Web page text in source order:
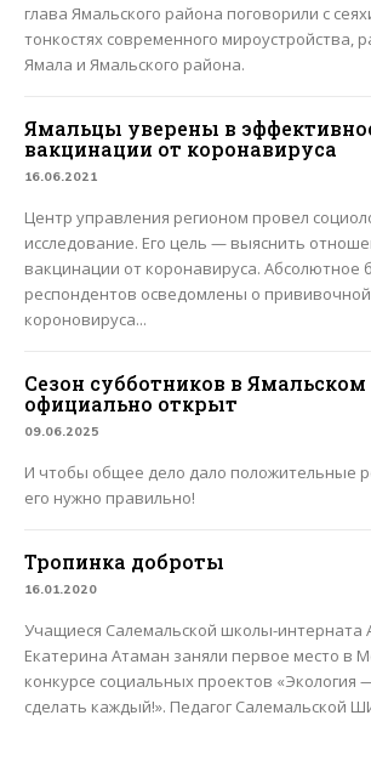
глава Ямальского района поговорили с
тонкостях современного мироустройства,
Ямала и Ямальского района.
Ямальцы уверены в
вакцинации от коронавируса
16.06.2021
Центр управления регионом провел
исследование. Его цель — выяснить
вакцинации от коронавируса. Абсолютное большинство
респондентов осведомлены о
короновируса...
Сезон субботников в Ямальском
официально открыт
09.06.2025
И чтобы общее дело дало положительные
его нужно правильно!
Тропинка доброты
16.01.2020
Учащиеся Салемальской школы-интерната
Екатерина Атаман заняли первое место в
конкурсе социальных проектов «Экология
сделать каждый!». Педагог Салемальской